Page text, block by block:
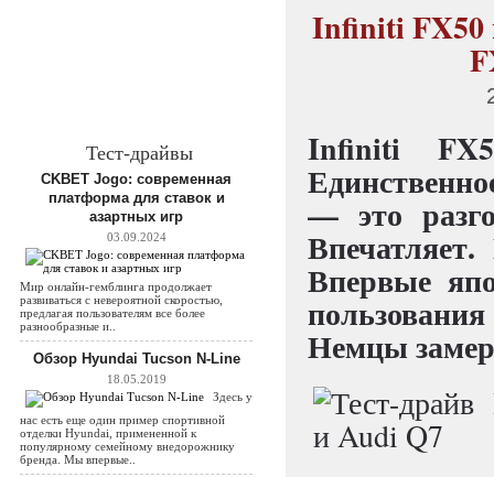
Тест-драйвы
CKBET Jogo: современная
платформа для ставок и
азартных игр
03.09.2024
Мир онлайн-гемблинга продолжает
развиваться с невероятной скоростью,
предлагая пользователям все более
разнообразные и..
Обзор Hyundai Tucson N-Line
18.05.2019
Здесь у
нас есть еще один пример спортивной
отделки Hyundai, примененной к
популярному семейному внедорожнику
бренда. Мы впервые..
Infiniti FX50
Infiniti
— это
Впервые
Немцы